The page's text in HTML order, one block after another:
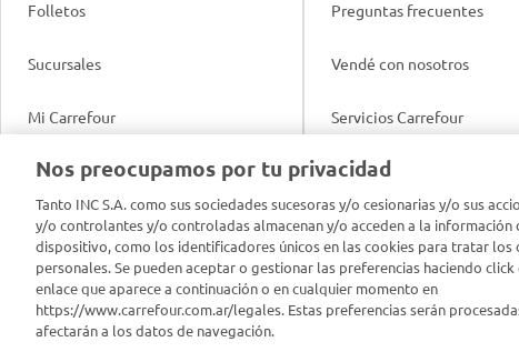
Folletos
Sucursales
Mi Carrefour
Productos Carrefour
Tarjeta Mi Carrefour
Panel Carrefour
Puntos Verdes
Preguntas frecuentes
Vendé con nosotros
Servicios Carrefour
Info útil
Tasas de interés
Contacto
Nos preocupamos por tu privacidad
Tanto INC S.A. como sus sociedades sucesoras y/o cesionarias y/o sus
y/o controlantes y/o controladas almacenan y/o acceden a la información
dispositivo, como los identificadores únicos en las cookies para tratar los
personales. Se pueden aceptar o gestionar las preferencias haciendo click
enlace que aparece a continuación o en cualquier momento en
https://www.carrefour.com.ar/legales. Estas preferencias serán
afectarán a los datos de navegación.